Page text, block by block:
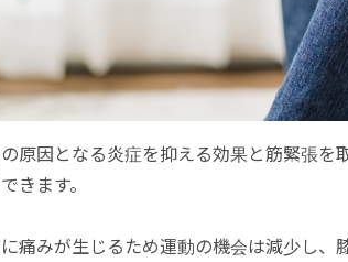
原因となる炎症を抑える効果と筋緊張
きます。
痛みが生じるため運動の機会は減少し、